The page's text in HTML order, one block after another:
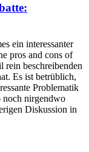
ein interessanter
pros and cons of
rein beschreibenden
Es ist betrüblich,
Problematik
noch nirgendwo
Diskussion in